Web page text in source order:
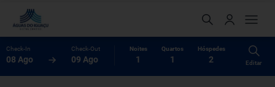
Check-In
08 Ago
Check-Out
09 Ago
Noites
1
Quartos
1
Hóspedes
2 Editar